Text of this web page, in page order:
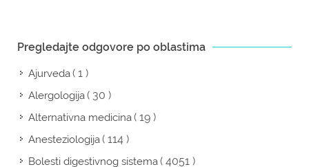
Pregledajte odgovore po oblastima
Ajurveda( 1 )
Alergologija( 30 )
Alternativna medicina( 19 )
Anesteziologija( 114 )
Bolesti digestivnog sistema( 4051 )